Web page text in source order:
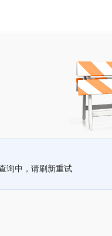
询中，请刷新重试